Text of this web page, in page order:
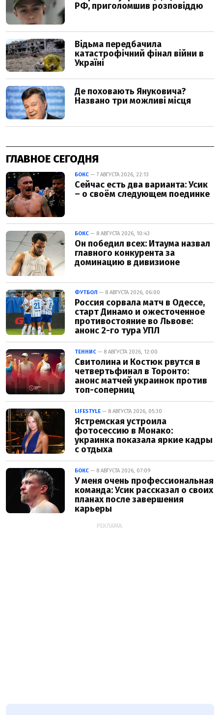
ГЛАВНОЕ СЕГОДНЯ
БОКС — 7 АВГУСТА 2026, 22:13
Сейчас есть два варианта: Усик
– о своём следующем поединке
БОКС — 8 АВГУСТА 2026, 10:43
Он победил всех: Итаума назвал
главного конкурента за
доминацию в дивизионе
ФУТБОЛ — 8 АВГУСТА 2026, 06:00
Россия сорвала матч в Одессе,
старт Динамо и ожесточенное
противостояние во Львове:
анонс 2-го тура УПЛ
ТЕННИС — 8 АВГУСТА 2026, 12:00
Свитолина и Костюк рвутся в
четвертьфинал в Торонто:
анонс матчей украинок против
топ-соперниц
LIFESTYLE — 8 АВГУСТА 2026, 05:30
Ястремская устроила
фотосессию в Монако:
украинка показала яркие кадры
с отдыха
БОКС — 8 АВГУСТА 2026, 07:09
У меня очень профессиональная
команда: Усик рассказал о своих
планах после завершения
карьеры
РЕКЛАМА: